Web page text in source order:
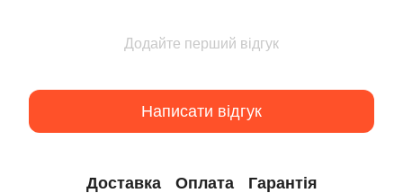
Додайте перший відгук
Написати відгук
Доставка Оплата Гарантія